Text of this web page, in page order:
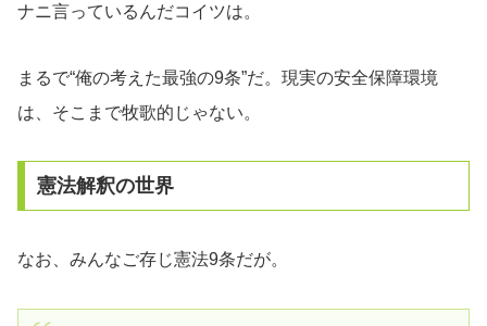
ナニ言っているんだコイツは。
まるで“俺の考えた最強の9条”だ。現実の安全保障環境
は、そこまで牧歌的じゃない。
憲法解釈の世界
なお、みんなご存じ憲法9条だが。